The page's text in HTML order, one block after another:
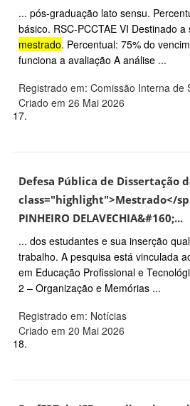
... pós-graduação lato sensu.
básico. RSC-PCCTAE VI Destinado
mestrado. Percentual: 75% do
funciona a avaliação A análise ...
Registrado em: Comissão Interna de
Criado em 26 Mai 2026
17.
Defesa Pública de Dissertação
class="highlight">Mestrado</
PINHEIRO DELAVECHIA&#160;...
... dos estudantes e sua inserção
trabalho. A pesquisa está vinculada
em Educação Profissional e
2 – Organização e Memórias ...
Registrado em: Notícias
Criado em 20 Mai 2026
18.